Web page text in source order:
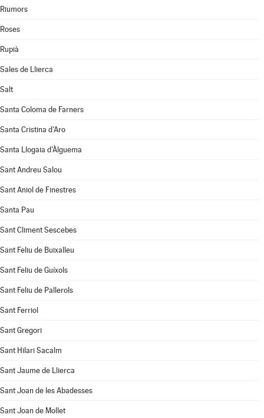
Riumors
Roses
Rupià
Sales de Llierca
Salt
Santa Coloma de Farners
Santa Cristina d'Aro
Santa Llogaia d'Àlguema
Sant Andreu Salou
Sant Aniol de Finestres
Santa Pau
Sant Climent Sescebes
Sant Feliu de Buixalleu
Sant Feliu de Guíxols
Sant Feliu de Pallerols
Sant Ferriol
Sant Gregori
Sant Hilari Sacalm
Sant Jaume de Llierca
Sant Joan de les Abadesses
Sant Joan de Mollet